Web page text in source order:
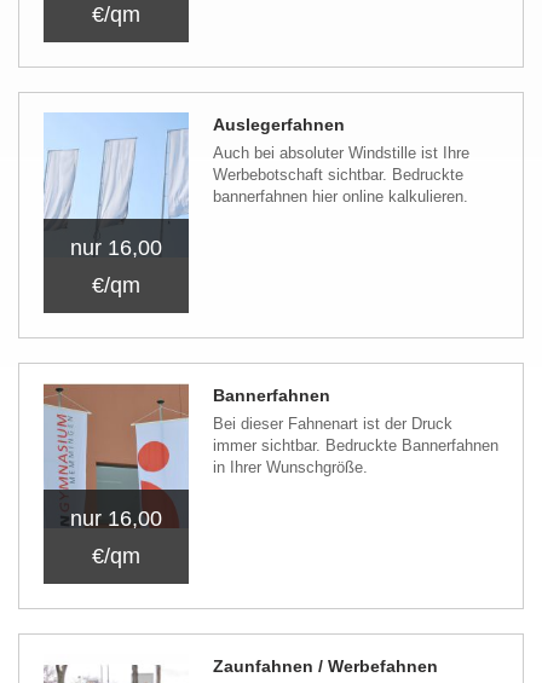
€/qm
nur 16,00
€/qm
Auslegerfahnen
Auch bei absoluter Windstille ist Ihre
Werbebotschaft sichtbar. Bedruckte
bannerfahnen hier online kalkulieren.
nur 16,00
€/qm
Bannerfahnen
Bei dieser Fahnenart ist der Druck
immer sichtbar. Bedruckte Bannerfahnen
in Ihrer Wunschgröße.
Zaunfahnen / Werbefahnen